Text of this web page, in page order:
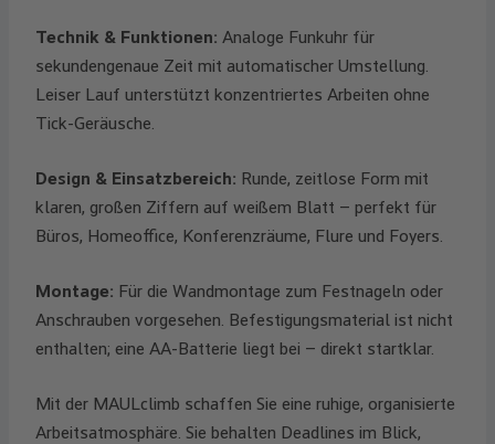
Technik & Funktionen: Analoge Funkuhr für
sekundengenaue Zeit mit automatischer Umstellung.
Leiser Lauf unterstützt konzentriertes Arbeiten ohne
Tick-Geräusche.
Design & Einsatzbereich: Runde, zeitlose Form mit
klaren, großen Ziffern auf weißem Blatt – perfekt für
Büros, Homeoffice, Konferenzräume, Flure und Foyers.
Montage: Für die Wandmontage zum Festnageln oder
Anschrauben vorgesehen. Befestigungsmaterial ist nicht
enthalten; eine AA-Batterie liegt bei – direkt startklar.
Mit der MAULclimb schaffen Sie eine ruhige, organisierte
Arbeitsatmosphäre. Sie behalten Deadlines im Blick,